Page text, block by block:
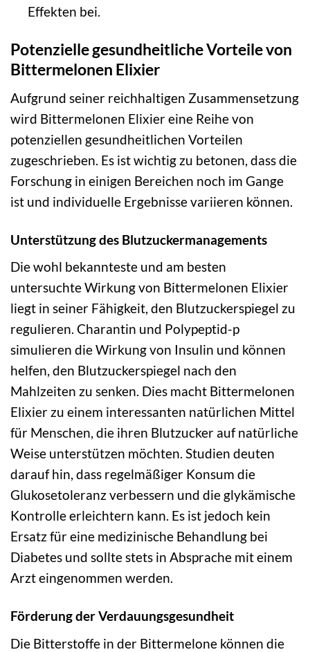
Effekten bei.
Potenzielle gesundheitliche Vorteile von
Bittermelonen Elixier
Aufgrund seiner reichhaltigen Zusammensetzung
wird Bittermelonen Elixier eine Reihe von
potenziellen gesundheitlichen Vorteilen
zugeschrieben. Es ist wichtig zu betonen, dass die
Forschung in einigen Bereichen noch im Gange
ist und individuelle Ergebnisse variieren können.
Unterstützung des Blutzuckermanagements
Die wohl bekannteste und am besten
untersuchte Wirkung von Bittermelonen Elixier
liegt in seiner Fähigkeit, den Blutzuckerspiegel zu
regulieren. Charantin und Polypeptid-p
simulieren die Wirkung von Insulin und können
helfen, den Blutzuckerspiegel nach den
Mahlzeiten zu senken. Dies macht Bittermelonen
Elixier zu einem interessanten natürlichen Mittel
für Menschen, die ihren Blutzucker auf natürliche
Weise unterstützen möchten. Studien deuten
darauf hin, dass regelmäßiger Konsum die
Glukosetoleranz verbessern und die glykämische
Kontrolle erleichtern kann. Es ist jedoch kein
Ersatz für eine medizinische Behandlung bei
Diabetes und sollte stets in Absprache mit einem
Arzt eingenommen werden.
Förderung der Verdauungsgesundheit
Die Bitterstoffe in der Bittermelone können die